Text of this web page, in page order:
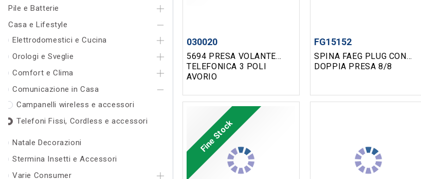
Pile e Batterie
Casa e Lifestyle
Elettrodomestici e Cucina
Orologi e Sveglie
Comfort e Clima
Comunicazione in Casa
Campanelli wireless e accessori
Telefoni Fissi, Cordless e accessori
Natale Decorazioni
Stermina Insetti e Accessori
Varie Consumer
5694 PRESA VOLANTE
TELEFONICA 3 POLI
AVORIO
030020
SPINA FAEG PLUG CON
DOPPIA PRESA 8/8
FG15152
Fine Stock